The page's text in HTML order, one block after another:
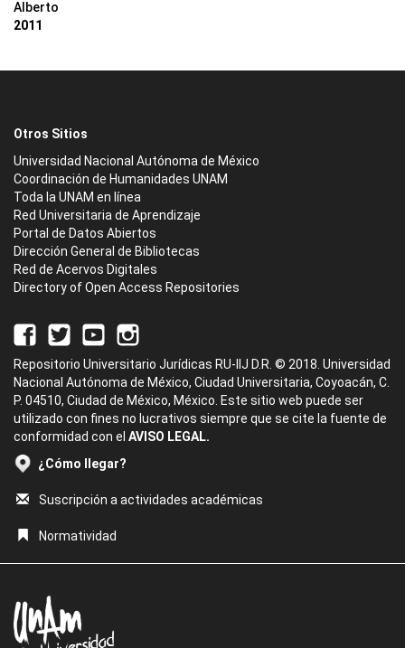
Alberto
2011
Otros Sitios
Universidad Nacional Autónoma de México
Coordinación de Humanidades UNAM
Toda la UNAM en línea
Red Universitaria de Aprendizaje
Portal de Datos Abiertos
Dirección General de Bibliotecas
Red de Acervos Digitales
Directory of Open Access Repositories
Repositorio Universitario Jurídicas RU-IIJ D.R. © 2018. Universidad
Nacional Autónoma de México, Ciudad Universitaria, Coyoacán, C.
P. 04510, Ciudad de México, México. Este sitio web puede ser
utilizado con fines no lucrativos siempre que se cite la fuente de
conformidad con el AVISO LEGAL.
¿Cómo llegar?
Suscripción a actividades académicas
Normatividad